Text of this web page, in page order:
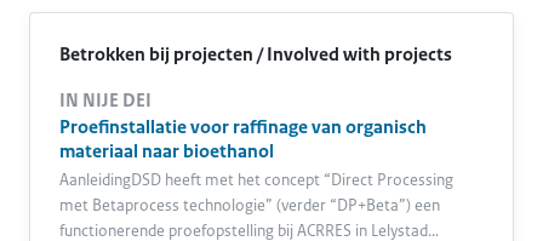
Betrokken bij projecten / Involved with projects
IN NIJE DEI
Proefinstallatie voor raffinage van organisch
materiaal naar bioethanol
AanleidingDSD heeft met het concept “Direct Processing
met Betaprocess technologie” (verder “DP+Beta”) een
functionerende proefopstelling bij ACRRES in Lelystad…